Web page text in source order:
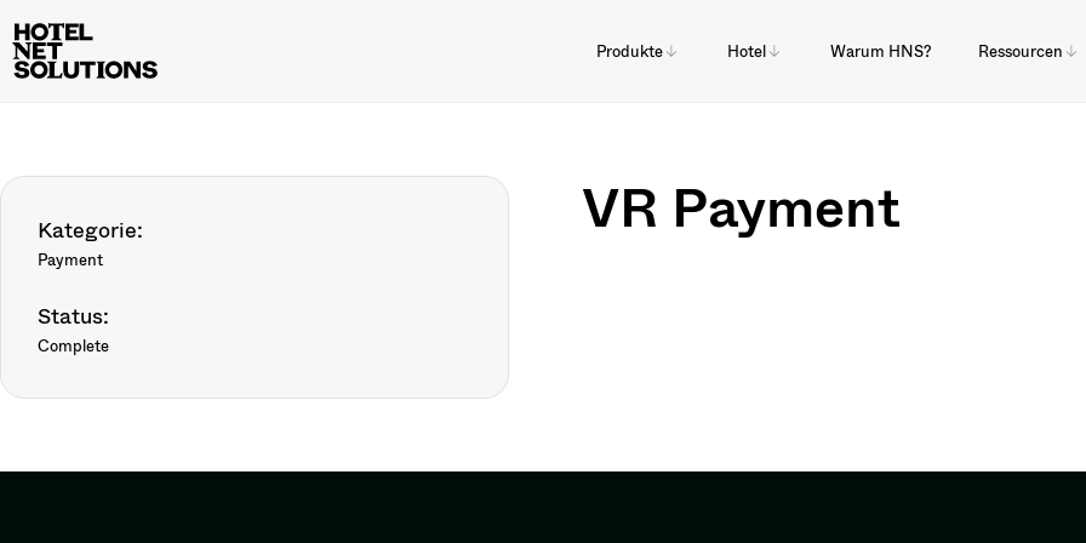
Produkte Hotel Warum HNS? Ressourcen
Kategorie:
Payment
Status:
Complete
VR Payment